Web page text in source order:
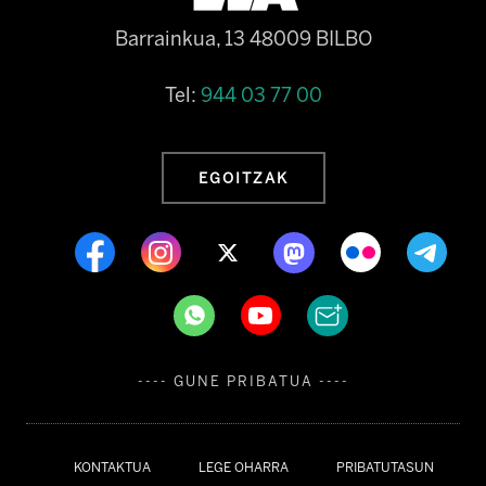
KONTAKTUA LEGE OHARRA PRIBATUTASUN
Barrainkua, 13 48009 BILBO
Tel: 944 03 77 00
EGOITZAK
---- GUNE PRIBATUA ----